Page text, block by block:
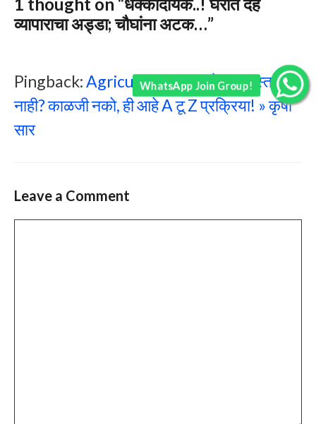
व्यापाराचा अड्डा; चौघांना अटक…”
Pingback: Agriculture Law: शेताला रस्ता
नाही? काळजी नको, ही आहे A टू Z प्रक्रिया! » कृषी
सार
Leave a Comment
WhatsApp Join Group!